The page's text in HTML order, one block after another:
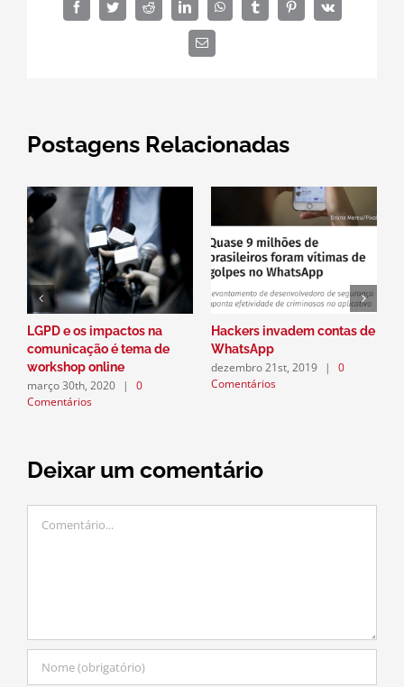
FacebookTwitterReddit LinkedInWhatsAppTumblrPinterest
Vk
E-
mail
Postagens Relacionadas
LGPD e os impactos na
comunicação é tema de
workshop online
março 30th, 2020 |
0
Comentários
Hackers invadem contas de
WhatsApp
dezembro 21st, 2019 |
0
Comentários
Deixar um comentário
Comentário